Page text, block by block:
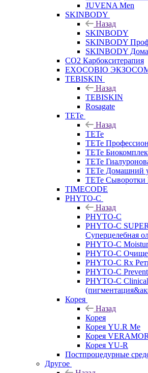
JUVENA Men
SKINBODY
Назад
SKINBODY
SKINBODY
SKINBODY
CO2 Карбокситерапия
EXOCOBIO
TEBISKIN
Назад
TEBISKIN
Rosagate
TETe
Назад
TETe
TETe
TETe
TETe
TETe Домашний
TETe Сыворотки
TIMECODE
PHYTO-C
Назад
PHYTO-C
PHYTO-C
Суперцелебная
PHYTO-C
PHYTO-C
PHYTO-C Rx
PHYTO-C
PHYTO-C
Корея
Назад
Корея
Корея YU.R Me
Корея
Корея YU-R
Постпроцедурные
Другое